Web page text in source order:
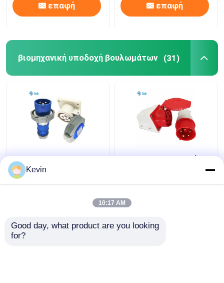
επαφή επαφή
βιομηχανική υποδοχή βουλωμάτων (31)
3 πιν 220V-250V
Σωλήνη βιομηχανικής
πρίζας με βαθμολογία
Βύσμα και υποδοχή
επιτοίχιας
τοποθέτησης
Kevin
10:17 AM
Good day, what product are you looking
for?